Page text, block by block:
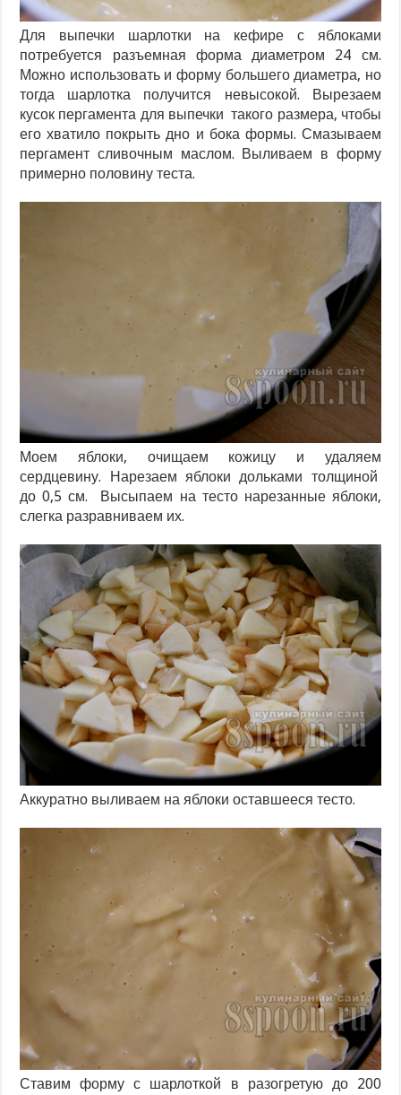
Для выпечки шарлотки на кефире с яблоками
потребуется разъемная форма диаметром 24 см.
Можно использовать и форму большего диаметра, но
тогда шарлотка получится невысокой. Вырезаем
кусок пергамента для выпечки такого размера, чтобы
его хватило покрыть дно и бока формы. Смазываем
пергамент сливочным маслом. Выливаем в форму
примерно половину теста.
Моем яблоки, очищаем кожицу и удаляем
сердцевину. Нарезаем яблоки дольками толщиной
до 0,5 см. Высыпаем на тесто нарезанные яблоки,
слегка разравниваем их.
Аккуратно выливаем на яблоки оставшееся тесто.
Ставим форму с шарлоткой в разогретую до 200